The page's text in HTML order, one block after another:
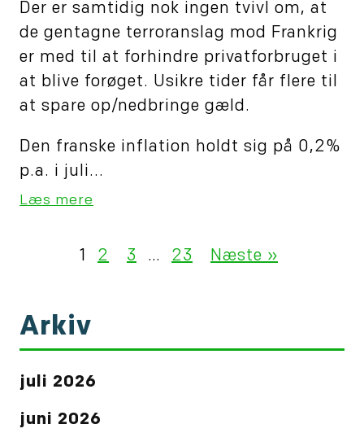
Der er samtidig nok ingen tvivl om, at
de gentagne terroranslag mod Frankrig
er med til at forhindre privatforbruget i
at blive forøget. Usikre tider får flere til
at spare op/nedbringe gæld.
Den franske inflation holdt sig på 0,2%
p.a. i juli...
Læs mere
1 2 3 … 23 Næste »
Arkiv
juli 2026
juni 2026